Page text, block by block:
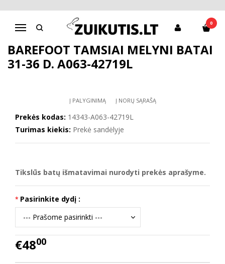
Navigacija
0
Pagrindinis Batai berniukui
D.D.Step batai berniukams
Barefoot tamsiai mėlyni batai 31-36 d. A063-42719L
BAREFOOT TAMSIAI MĖLYNI BATAI
31-36 D. A063-42719L
Į PALYGINIMĄ Į NORŲ SĄRAŠĄ
Prekės kodas: 14343-A063-42719L
Turimas kiekis: Prekė sandėlyje
Tikslūs batų išmatavimai nurodyti prekės aprašyme.
Pasirinkite dydį :
€4800